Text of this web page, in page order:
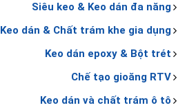
Siêu keo & Keo dán đa năng
Keo dán & Chất trám khe gia dụng
Keo dán epoxy & Bột trét
Chế tạo gioăng RTV
Keo dán và chất trám ô tô